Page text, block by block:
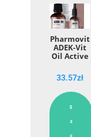
Pharmovit
ADEK-Vit
Oil Active
33.57zł
S
z
c